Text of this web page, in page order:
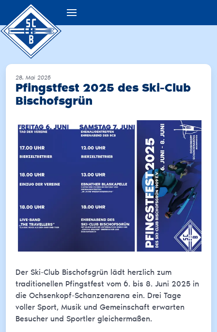
28. Mai 2025
Pfingstfest 2025 des Ski-Club
Bischofsgrün
Der Ski-Club Bischofsgrün lädt herzlich zum
traditionellen Pfingstfest vom 6. bis 8. Juni 2025 in
die Ochsenkopf-Schanzenarena ein. Drei Tage
voller Sport, Musik und Gemeinschaft erwarten
Besucher und Sportler gleichermaßen.